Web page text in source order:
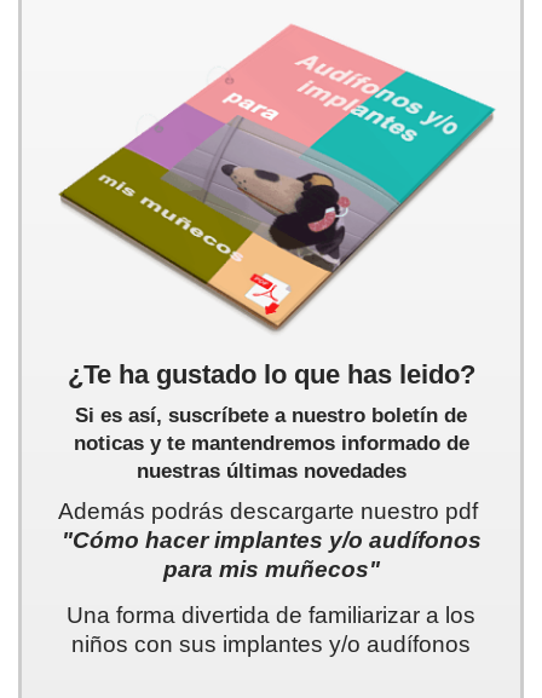
¿Te ha gustado lo que has leido?
Si es así, suscríbete a nuestro boletín de
noticas y te mantendremos informado de
nuestras últimas novedades
Además podrás descargarte nuestro pdf
"Cómo hacer implantes y/o audífonos
para mis muñecos"
Una forma divertida de familiarizar a los
niños con sus implantes y/o audífonos